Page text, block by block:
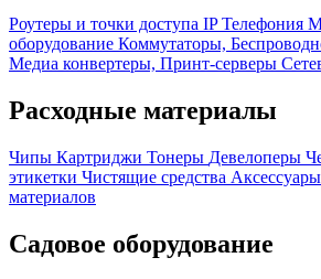
Роутеры и точки доступа IP Телефония
оборудование Коммутаторы,
Медиа конвертеры, Принт-серверы
Расходные материалы
Чипы Картриджи Тонеры Девелоперы
этикетки Чистящие средства
материалов
Садовое оборудование